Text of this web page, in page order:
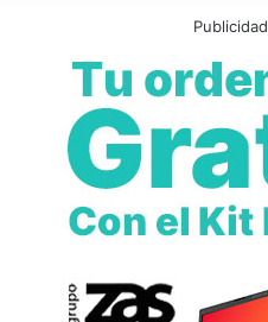
Publicidad